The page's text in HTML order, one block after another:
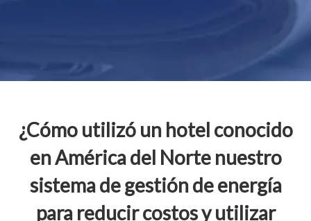
¿Cómo utilizó un hotel conocido
en América del Norte nuestro
sistema de gestión de energía
para reducir costos y utilizar